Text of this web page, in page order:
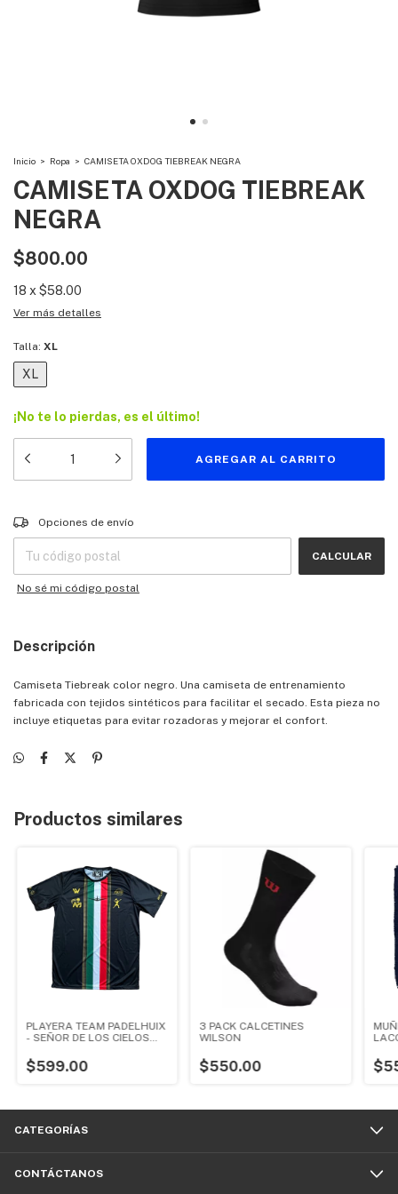
Inicio > Ropa > CAMISETA OXDOG TIEBREAK NEGRA
CAMISETA OXDOG TIEBREAK
NEGRA
$800.00
18 x $58.00
Ver más detalles
Talla: XL
XL
¡No te lo pierdas, es el último!
Entregas para el CP:
Opciones de envío
CALCULAR
No sé mi código postal
Descripción
Camiseta Tiebreak color negro. Una camiseta de entrenamiento
fabricada con tejidos sintéticos para facilitar el secado. Esta pieza no
incluye etiquetas para evitar rozadoras y mejorar el confort.
Productos similares
PLAYERA TEAM PADELHUIX
- SEÑOR DE LOS CIELOS
$599.00
3 PACK CALCETINES
WILSON
$550.00
CATEGORÍAS
CONTÁCTANOS